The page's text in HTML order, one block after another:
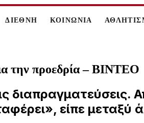
ΔΙΕΘΝΗ ΚΟΙΝΩΝΙΑ
την προεδρία – ΒΙΝΤΕΟ
διαπραγματεύσεις.
είπε